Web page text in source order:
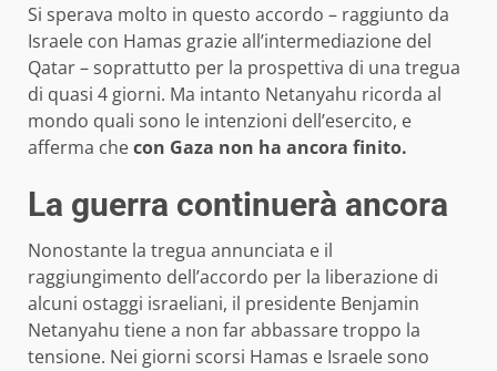
Si sperava molto in questo accordo – raggiunto da
Israele con Hamas grazie all’intermediazione del
Qatar – soprattutto per la prospettiva di una tregua
di quasi 4 giorni. Ma intanto Netanyahu ricorda al
mondo quali sono le intenzioni dell’esercito, e
afferma checon Gaza non ha ancora finito.
La guerra continuerà ancora
Nonostante la tregua annunciata e il
raggiungimento dell’accordo per la liberazione di
alcuni ostaggi israeliani, il presidente Benjamin
Netanyahu tiene a non far abbassare troppo la
tensione. Nei giorni scorsi Hamas e Israele sono